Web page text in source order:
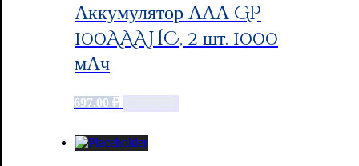
Аккумулятор ААА GP
100AAAHC, 2 шт. 1000
мАч
697.00 ₽